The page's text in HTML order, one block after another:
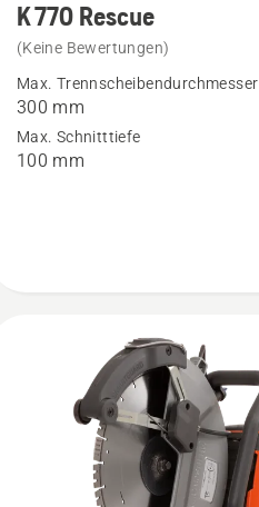
Details
K 770
Rescue
anzeigen
K 770 Rescue
(Keine Bewertungen)
Max. Trennscheibendurchmesser
300 mm
Max. Schnitttiefe
100 mm